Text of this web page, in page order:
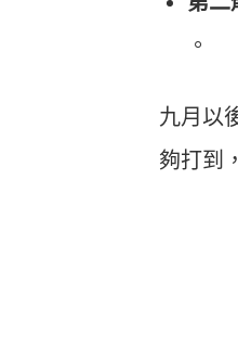
。
九月以
夠打到